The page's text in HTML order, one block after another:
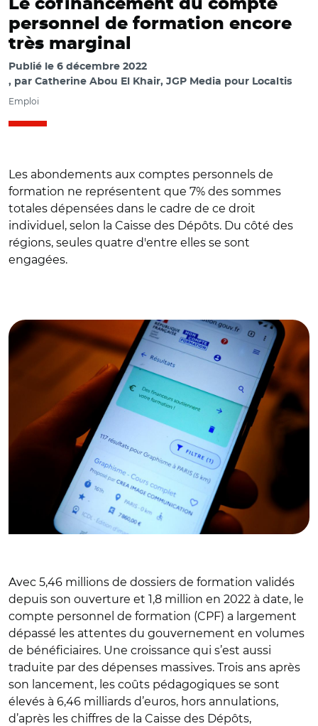
Le cofinancement du compte
personnel de formation encore
très marginal
Publié le 6 décembre 2022
par Catherine Abou El Khair, JGP Media pour Localtis
Emploi
Les abondements aux comptes personnels de
formation ne représentent que 7% des sommes
totales dépensées dans le cadre de ce droit
individuel, selon la Caisse des Dépôts. Du côté des
régions, seules quatre d'entre elles se sont
engagées.
Avec 5,46 millions de dossiers de formation validés
depuis son ouverture et 1,8 million en 2022 à date, le
compte personnel de formation (CPF) a largement
dépassé les attentes du gouvernement en volumes
de bénéficiaires. Une croissance qui s’est aussi
traduite par des dépenses massives. Trois ans après
son lancement, les coûts pédagogiques se sont
élevés à 6,46 milliards d’euros, hors annulations,
d’après les chiffres de la Caisse des Dépôts,